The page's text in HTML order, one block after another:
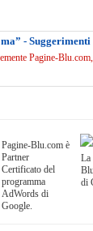
- Suggerimenti
Pagine-
Pagine-Blu.com è
Partner
Certificato del
programma
AdWords di
Google.
di